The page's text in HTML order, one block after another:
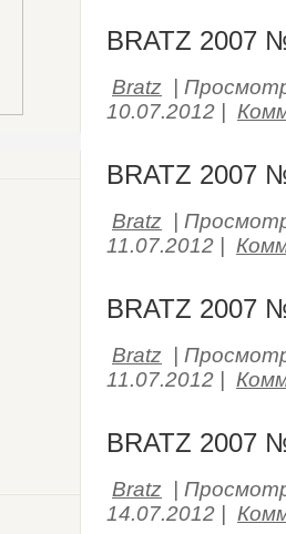
BRATZ 2007
Bratz
10.07.2012
BRATZ 2007
Bratz
11.07.2012
BRATZ 2007
Bratz
11.07.2012
BRATZ 2007
Bratz
14.07.2012